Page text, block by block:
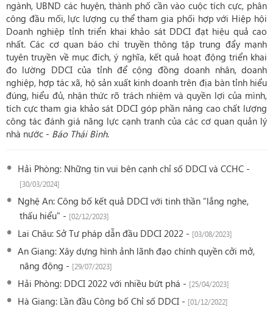
ngành, UBND các huyện, thành phố cần vào cuộc tích cực, phân
công đầu mối, lực lượng cụ thể tham gia phối hợp với Hiệp hội
Doanh nghiệp tỉnh triển khai khảo sát DDCI đạt hiệu quả cao
nhất. Các cơ quan báo chí truyền thông tập trung đẩy mạnh
tuyên truyền về mục đích, ý nghĩa, kết quả hoạt động triển khai
đo lường DDCI của tỉnh để cộng đồng doanh nhân, doanh
nghiệp, hợp tác xã, hộ sản xuất kinh doanh trên địa bàn tỉnh hiểu
đúng, hiểu đủ, nhận thức rõ trách nhiệm và quyền lợi của mình,
tích cực tham gia khảo sát DDCI góp phần nâng cao chất lượng
công tác đánh giá năng lực cạnh tranh của các cơ quan quản lý
nhà nước - Báo Thái Bình.
Hải Phòng: Những tin vui bên cạnh chỉ số DDCI và CCHC -
[30/03/2024]
Nghệ An: Công bố kết quả DDCI với tinh thần “lắng nghe,
thấu hiểu" - [02/12/2023]
Lai Châu: Sở Tư pháp dẫn đầu DDCI 2022 - [03/08/2023]
An Giang: Xây dựng hình ảnh lãnh đạo chính quyền cởi mở,
năng động - [29/07/2023]
Hải Phòng: DDCI 2022 với nhiều bứt phá - [25/04/2023]
Hà Giang: Lần đầu Công bố Chỉ số DDCI - [01/12/2022]